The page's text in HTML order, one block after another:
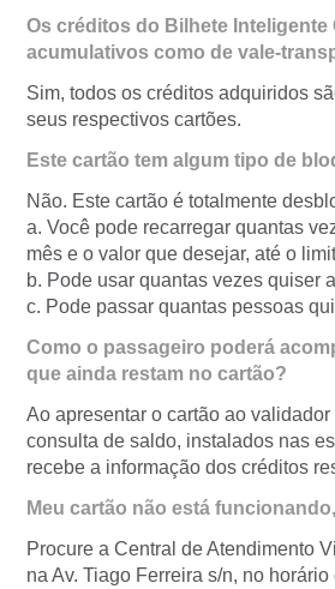
Os créditos do Bilhete Inteligente
acumulativos como de vale-
Sim, todos os créditos adquiridos
seus respectivos cartões.
Este cartão tem algum tipo de
Não. Este cartão é totalmente
a. Você pode recarregar quantas
mês e o valor que desejar, até o
b. Pode usar quantas vezes quiser
c. Pode passar quantas pessoas
Como o passageiro poderá
que ainda restam no cartão?
Ao apresentar o cartão ao
consulta de saldo, instalados nas
recebe a informação dos créditos
Meu cartão não está
Procure a Central de Atendimento
na Av. Tiago Ferreira s/n, no